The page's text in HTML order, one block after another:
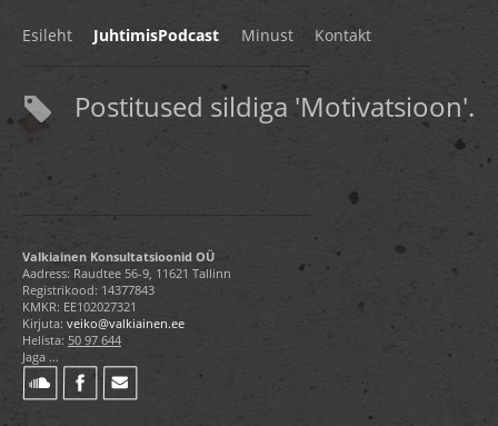
Esileht JuhtimisPodcast Minust Kontakt
Postitused sildiga 'Motivatsioon'.
Valkiainen Konsultatsioonid OÜ
Aadress: Raudtee 56-9, 11621 Tallinn
Registrikood: 14377843
KMKR: EE102027321
Kirjuta: veiko@valkiainen.ee
Helista: 50 97 644
Jaga ...